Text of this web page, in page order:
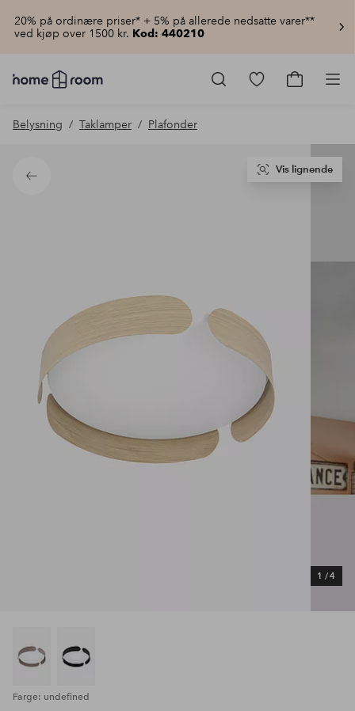
20% på ordinære priser* + 5% på allerede nedsatte varer**
ved kjøp over 1500 kr. Kod: 440210
Homeroom
–
hjemmet
pris
Gå
Gå
Belysning Taklamper Plafonder
Tilbake
1 /4
Vis lignende
Farge: undefined